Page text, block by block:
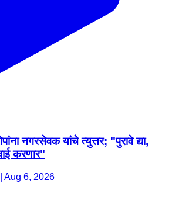
नगरसेवक यांचे त्युत्तर; "पुरावे द्या,
करणार"
Aug 6, 2026